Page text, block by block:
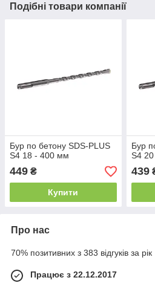
Подібні товари компанії
Бур по бетону SDS-PLUS
S4 18 - 400 мм
449 ₴
Купити
Бур
S4
439
Про нас
70% позитивних з 383 відгуків за рік
Працює з 22.12.2017